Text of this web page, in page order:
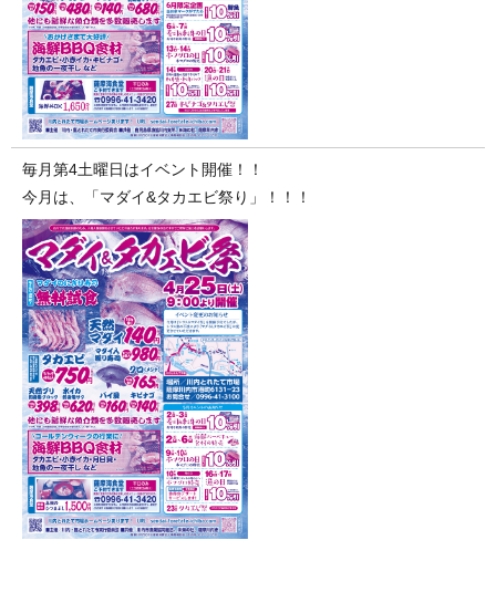
毎月第4土曜日はイベント開催！！
今月は、「マダイ&タカエビ祭り」！！！